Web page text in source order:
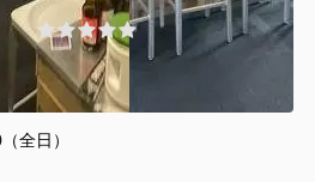
/時間
(0件)
東京都渋谷区富ヶ谷1-37-1
全日）